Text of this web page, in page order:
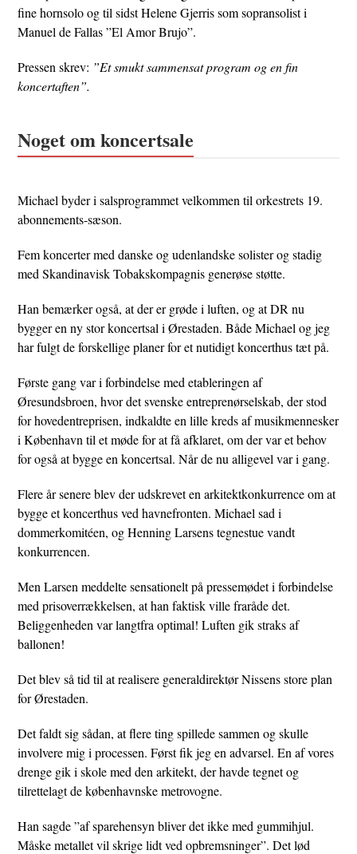
fine hornsolo og til sidst Helene Gjerris som sopransolist i
Manuel de Fallas ”El Amor Brujo”.
Pressen skrev: ”Et smukt sammensat program og en fin
koncertaften”.
Noget om koncertsale
Michael byder i salsprogrammet velkommen til orkestrets 19.
abonnements-sæson.
Fem koncerter med danske og udenlandske solister og stadig
med Skandinavisk Tobakskompagnis generøse støtte.
Han bemærker også, at der er grøde i luften, og at DR nu
bygger en ny stor koncertsal i Ørestaden. Både Michael og jeg
har fulgt de forskellige planer for et nutidigt koncerthus tæt på.
Første gang var i forbindelse med etableringen af
Øresundsbroen, hvor det svenske entreprenørselskab, der stod
for hovedentreprisen, indkaldte en lille kreds af musikmennesker
i København til et møde for at få afklaret, om der var et behov
for også at bygge en koncertsal. Når de nu alligevel var i gang.
Flere år senere blev der udskrevet en arkitektkonkurrence om at
bygge et koncerthus ved havnefronten. Michael sad i
dommerkomitéen, og Henning Larsens tegnestue vandt
konkurrencen.
Men Larsen meddelte sensationelt på pressemødet i forbindelse
med prisoverrækkelsen, at han faktisk ville fraråde det.
Beliggenheden var langtfra optimal! Luften gik straks af
ballonen!
Det blev så tid til at realisere generaldirektør Nissens store plan
for Ørestaden.
Det faldt sig sådan, at flere ting spillede sammen og skulle
involvere mig i processen. Først fik jeg en advarsel. En af vores
drenge gik i skole med den arkitekt, der havde tegnet og
tilrettelagt de københavnske metrovogne.
Han sagde ”af sparehensyn bliver det ikke med gummihjul.
Måske metallet vil skrige lidt ved opbremsninger”. Det lød